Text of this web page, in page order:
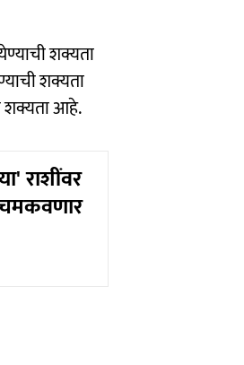
शक्यता
शक्यता
शक्यता आहे.
राशींवर